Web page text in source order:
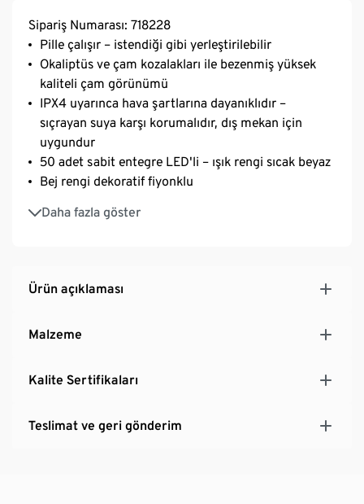
Sipariş Numarası: 718228
Pille çalışır – istendiği gibi yerleştirilebilir
Okaliptüs ve çam kozalakları ile bezenmiş yüksek
kaliteli çam görünümü
IPX4 uyarınca hava şartlarına dayanıklıdır –
sıçrayan suya karşı korumalıdır, dış mekan için
uygundur
50 adet sabit entegre LED'li – ışık rengi sıcak beyaz
Bej rengi dekoratif fiyonklu
Daha fazla göster
Zamanlayıcı fonksiyonlu ve arkada asma halkalı pil
bölmesi, 3 adet LR06 pil dahildir
Ürün açıklaması
Malzeme
Kalite Sertifikaları
Teslimat ve geri gönderim